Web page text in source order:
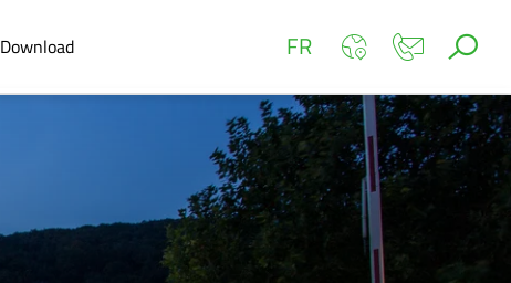
Download FR